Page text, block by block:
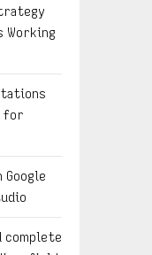
Working
for
complete